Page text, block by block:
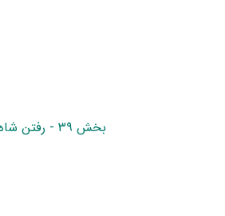
بخش ۳۹ - رفتن شاه پیش گدا و بشارت تخت‌نشینی